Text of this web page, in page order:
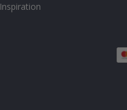
Inspiration